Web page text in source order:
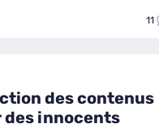
11
des contenus
innocents